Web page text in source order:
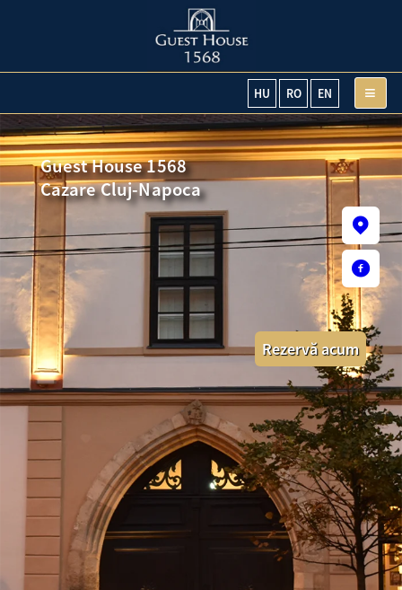
HU RO EN ≡
Guest House 1568
Cazare Cluj-Napoca
Rezervă acum